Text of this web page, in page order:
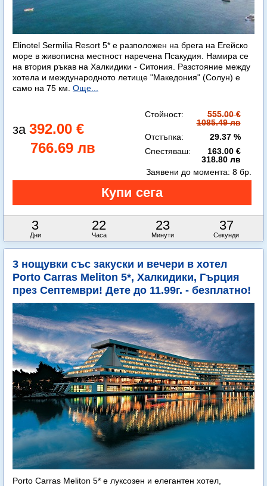
Elinotel Sermilia Resort 5* е разположен на брега на Егейско
море в живописна местност наречена Псакудия. Намира се
на втория ръкав на Халкидики - Ситония. Разстояние между
хотела и международното летище "Македония" (Солун) е
само на 75 км. Още...
392.00 €
766.69 лв
Стойност:
555.00 €
1085.49 лв
Отстъпка:
29.37 %
Спестяваш:
163.00 €
318.80 лв
3
Дни
22
Часа
23
Минути
35
Секунди
Заявени до момента: 8 бр.
3 нощувки със закуски и вечери в хотел
Porto Carras Meliton 5*, Халкидики, Гърция
през Септември! Дете до 11.99г. - безплатно!
Porto Carras Meliton 5* е луксозен и елегантен хотел,